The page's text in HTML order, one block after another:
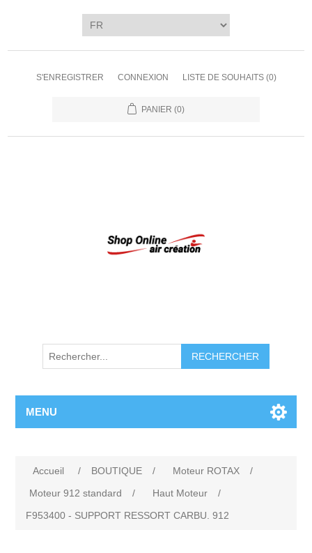
S'ENREGISTRER CONNEXION LISTE DE SOUHAITS (0)
PANIER (0)
RECHERCHER
MENU
Accueil / BOUTIQUE / Moteur ROTAX
/
Moteur 912 standard
/ Haut Moteur
/
F953400 - SUPPORT RESSORT CARBU. 912